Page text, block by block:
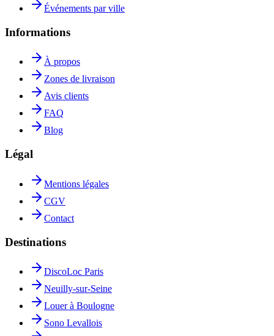
Événements par ville
Informations
À propos
Zones de livraison
Avis clients
FAQ
Blog
Légal
Mentions légales
CGV
Contact
Destinations
DiscoLoc Paris
Neuilly-sur-Seine
Louer à Boulogne
Sono Levallois